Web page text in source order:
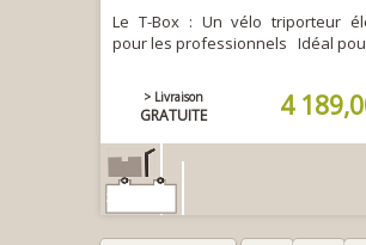
Le T-Box : Un vélo triporteur
pour les professionnels Idéal
> Livraison
GRATUITE 4
2x 36V|9Ah